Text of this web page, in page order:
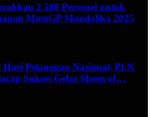
2.580 Personel untuk
MotoGP Mandalika 2025
Hari Pelanggan Nasional, PLN
Sukses Gelar Sheen of…